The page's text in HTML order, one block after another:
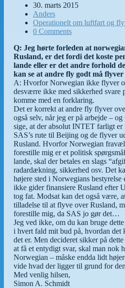
30. marts 2015
Anders
Operationelt om luftfart og
0 Comments
Q: Jeg hørte forleden at
Rusland, er det fordi det koste
lande eller er det andre forhold
kan se at andre fly godt må
A: Hvorfor Norwegian ikke flyver
desværre ikke med sikkerhed svare
komme med en forklaring.
Det er korrekt at andre fly flyver
også selv, når jeg er på arbejde –
sige, at der absolut INTET farligt er
SAS’s rute til Beijing og de flyver
Rusland. Hvorfor Norwegian
forestille mig er et politisk
lande, skal der betales en slags
radardækning, sikkerhed osv. Det
højere sted i Norwegians bestyrelse
ikke gider finansiere Rusland efter
tog fat. Modsat kan det også være,
tilladelse til at flyve over Rusland,
forestille mig, da SAS jo gør det…
Jeg ved ikke, om du kan bruge
i hvert fald mit bud på, hvordan det
det er. Men decideret sikker på
at få et entydigt svar, skal man nok
Norwegian – måske endda lidt
vide hvad der ligger til grund for
Med venlig hilsen,
Simon A. Schmidt